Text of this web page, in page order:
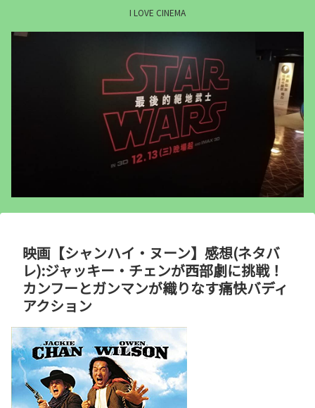
I LOVE CINEMA
映画【シャンハイ・ヌーン】感想(ネタバ
レ):ジャッキー・チェンが西部劇に挑戦！
カンフーとガンマンが織りなす痛快バディ
アクション